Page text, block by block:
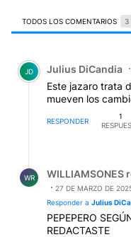
TODOS LOS COMENTARIOS 3
Comentario de Julius
JD Julius DiCandia
Este jazaro trata
mueven los
RESPONDER
1
WR WILLIAMSONES
27 DE MARZO DE
Responder a Julius
PEPEPERO
REDACTASTE